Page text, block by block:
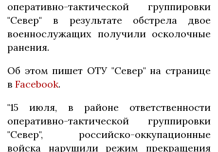
оперативно-тактической группировки
"Север" в результате обстрела двое
военнослужащих получили осколочные
ранения.
Об этом пишет ОТУ "Север" на странице
в Facebook.
"15 июля, в районе ответственности
оперативно-тактической группировки
"Север", российско-оккупационные
войска нарушили режим прекращения